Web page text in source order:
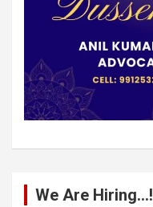
We Are Hiring…!